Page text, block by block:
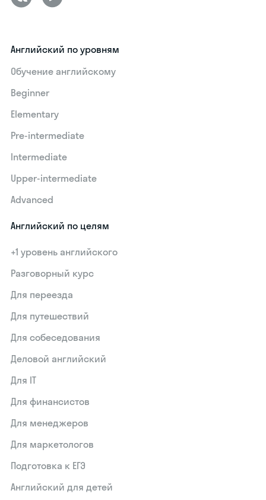
Английский по уровням
Обучение английскому
Beginner
Elementary
Pre-intermediate
Intermediate
Upper-intermediate
Advanced
Английский по целям
+1 уровень английского
Разговорный курс
Для переезда
Для путешествий
Для собеседования
Деловой английский
Для IT
Для финансистов
Для менеджеров
Для маркетологов
Подготовка к ЕГЭ
Английский для детей